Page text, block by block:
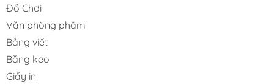
Đồ Chơi
Văn phòng phẩm
Bảng viết
Băng keo
Giấy in